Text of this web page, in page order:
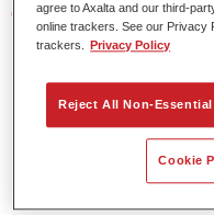
Características del
Fácil y rápido de
homogénea de las
Tiempos de proceso
Difuminado fácil y
Muy buena cubrición.
Se usa para reparar
agree to Axalta and our third-
online trackers. See our Privacy
trackers.
Privacy Policy
Reject All Non-
Cookie